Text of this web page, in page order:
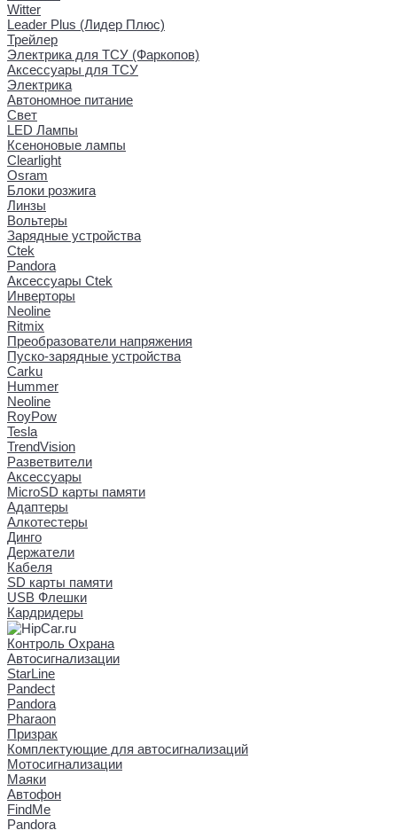
Witter
Leader Plus (Лидер Плюс)
Трейлер
Электрика для ТСУ (Фаркопов)
Аксессуары для ТСУ
Электрика
Автономное питание
Свет
LED Лампы
Ксеноновые лампы
Clearlight
Osram
Блоки розжига
Линзы
Вольтеры
Зарядные устройства
Ctek
Pandora
Аксессуары Ctek
Инверторы
Neoline
Ritmix
Преобразователи напряжения
Пуско-зарядные устройства
Carku
Hummer
Neoline
RoyPow
Tesla
TrendVision
Разветвители
Аксессуары
MicroSD карты памяти
Адаптеры
Алкотестеры
Динго
Держатели
Кабеля
SD карты памяти
USB Флешки
Кардридеры
Контроль Охрана
Автосигнализации
StarLine
Pandect
Pandora
Pharaon
Призрак
Комплектующие для автосигнализаций
Мотосигнализации
Маяки
Автофон
FindMe
Pandora